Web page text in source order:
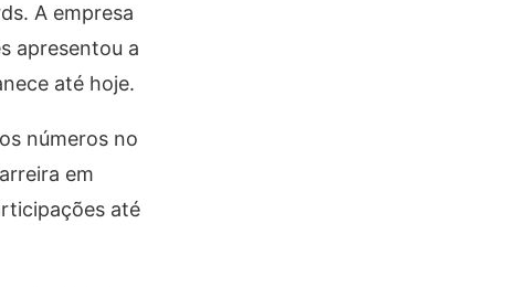
A empresa
apresentou a
até hoje.
números no
em
até